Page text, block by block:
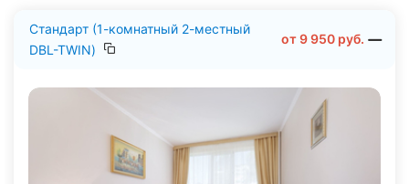
Трансфер 5 раз в день возит отдыхающих до входа в
парк.
Профиль санатория «Солнечный» — это лечение ЛОР-
заболеваний, сердца и нервной системы. Также
большое внимание уделяется профилактике и лечению
желудочно-кишечного тракта (ЖКТ), системы обмена
Стандарт (1-комнатный 2-местный
DBL-TWIN)
от9 950 руб.